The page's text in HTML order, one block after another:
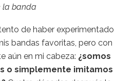
la banda
de haber experimentado
bandas favoritas, pero con
aún en mi cabeza: ¿somos
o simplemente imitamos